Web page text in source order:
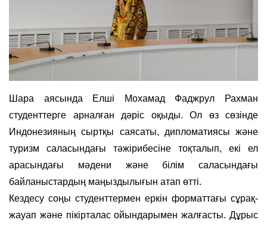
Шара аясында Елші Мохамад Фаджрул Рахман
студенттерге арналған дәріс оқыды. Ол өз сөзінде
Индонезияның сыртқы саясаты, дипломатиясы және
туризм саласындағы тәжірибесіне тоқталып, екі ел
арасындағы мәдени және білім саласындағы
байланыстардың маңыздылығын атап өтті.
Кездесу соңы студенттермен еркін форматтағы сұрақ-
жауап және пікірталас ойындарымен жалғасты. Дұрыс